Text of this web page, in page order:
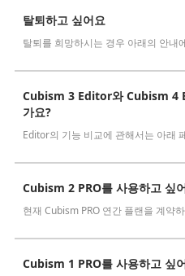
탈퇴하고 싶어요
탈퇴를 희망하시는 경우 아래의 안
Cubism 3 Editor와 Cubism 4
가요?
Cubism 2 PRO를 사용하고 싶
Cubism 1 PRO를 사용하고 싶